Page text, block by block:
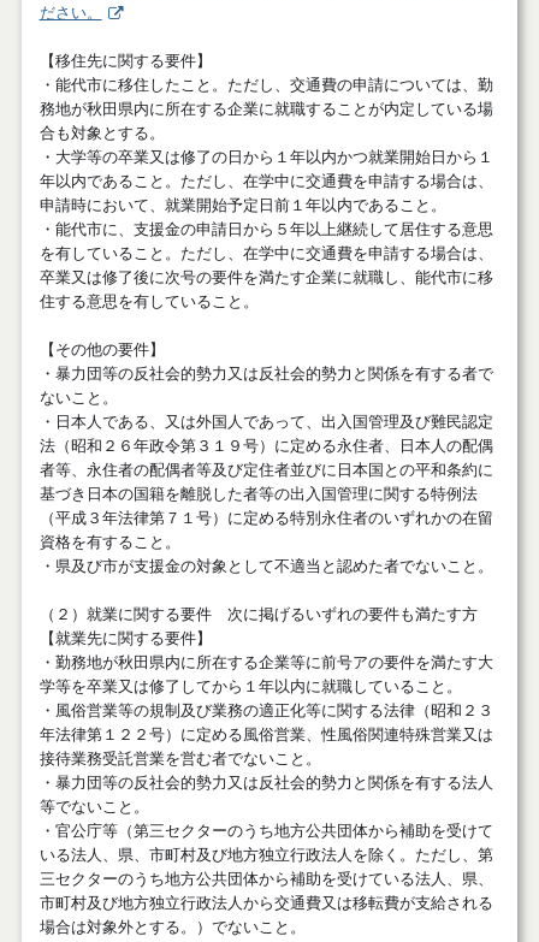
ださい。
【移住先に関する要件】
・能代市に移住したこと。ただし、交通費の申請については、勤
務地が秋田県内に所在する企業に就職することが内定している場
合も対象とする。
・大学等の卒業又は修了の日から１年以内かつ就業開始日から１
年以内であること。ただし、在学中に交通費を申請する場合は、
申請時において、就業開始予定日前１年以内であること。
・能代市に、支援金の申請日から５年以上継続して居住する意思
を有していること。ただし、在学中に交通費を申請する場合は、
卒業又は修了後に次号の要件を満たす企業に就職し、能代市に移
住する意思を有していること。
【その他の要件】
・暴力団等の反社会的勢力又は反社会的勢力と関係を有する者で
ないこと。
・日本人である、又は外国人であって、出入国管理及び難民認定
法（昭和２６年政令第３１９号）に定める永住者、日本人の配偶
者等、永住者の配偶者等及び定住者並びに日本国との平和条約に
基づき日本の国籍を離脱した者等の出入国管理に関する特例法
（平成３年法律第７１号）に定める特別永住者のいずれかの在留
資格を有すること。
・県及び市が支援金の対象として不適当と認めた者でないこと。
（２）就業に関する要件 次に掲げるいずれの要件も満たす方
【就業先に関する要件】
・勤務地が秋田県内に所在する企業等に前号アの要件を満たす大
学等を卒業又は修了してから１年以内に就職していること。
・風俗営業等の規制及び業務の適正化等に関する法律（昭和２３
年法律第１２２号）に定める風俗営業、性風俗関連特殊営業又は
接待業務受託営業を営む者でないこと。
・暴力団等の反社会的勢力又は反社会的勢力と関係を有する法人
等でないこと。
・官公庁等（第三セクターのうち地方公共団体から補助を受けて
いる法人、県、市町村及び地方独立行政法人を除く。ただし、第
三セクターのうち地方公共団体から補助を受けている法人、県、
市町村及び地方独立行政法人から交通費又は移転費が支給される
場合は対象外とする。）でないこと。